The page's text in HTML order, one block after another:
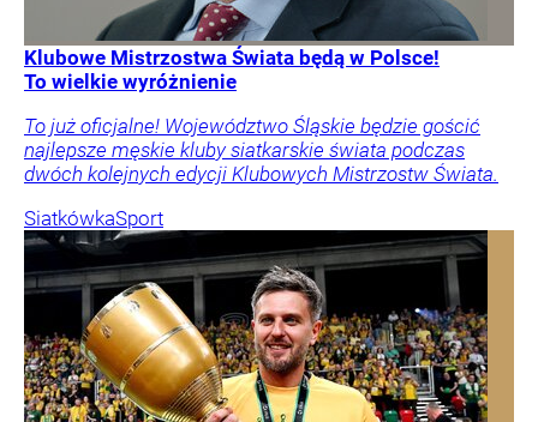
Klubowe Mistrzostwa Świata będą w Polsce!
To wielkie wyróżnienie
To już oficjalne! Województwo Śląskie będzie gościć
najlepsze męskie kluby siatkarskie świata podczas
dwóch kolejnych edycji Klubowych Mistrzostw Świata.
SiatkówkaSport